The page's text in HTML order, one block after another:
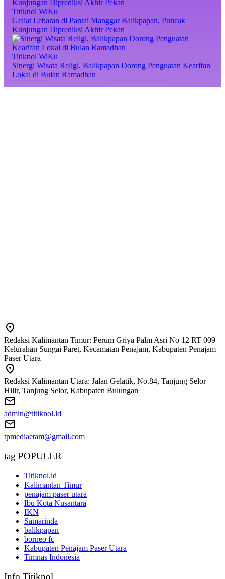
Titiknol WiKu
Geliat Lebaran di Pantai Manggar Balikpapan, Puncak
Kunjungan Diprediksi Akhir Pekan
Titiknol WiKu
Sinergi Wisata Religi, Balikpapan Dorong Penguatan Kearifan
Lokal di Bulan Ramadhan
Redaksi Kalimantan Timur: Perum Griya Palm Asri No 12 RT 009
Kelurahan Sungai Paret, Kecamatan Penajam, Kabupaten Penajam
Paser Utara
Redaksi Kalimantan Utara: Jalan Gelatik, No.84, Tanjung Selor
Hilir, Tanjung Selor, Kabupaten Bulungan
admin@titiknol.id
tpmediaetam@gmail.com
tag POPULER
Titiknol.id
Kalimantan Timur
penajam paser utara
Ibu Kota Nusantara
IKN
Samarinda
balikpapan
borneo fc
Kabupaten Penajam Paser Utara
Timnas Indonesia
Info Titiknol